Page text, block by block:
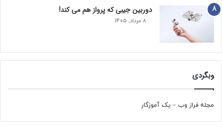
دوربین جیبی که پرواز هم می‌ کند!
8 مرداد, 1405
وبگردی
مجله فراز وب – یک آموزگار